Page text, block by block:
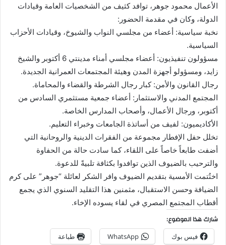
الأعمال محمود جوهر، توافد كثيف من الشخصيات العامة وقيادات
الدولة، وكان في مقدمة الحضور:
نخبة سياسية: أعضاء من مجلسي النواب والشيوخ، وقيادات الأحزاب
السياسية.
مسؤولون تنفيذيون: أعضاء مجلسي أمناء مدينتي 6 أكتوبر والشيخ
زايد، ومسؤولو أجهزة المدن وهيئة المجتمعات العمرانية الجديدة.
رجال القانون والأمن: كبار رجال الشرطة والقضاء والمحاماة.
المجتمع المدني والاستثمار: أعضاء جمعية مستثمري السادس من
أكتوبر، ورجال الأعمال، وأصحاب المدارس الخاصة.
الأكاديميون: لفيف من أساتذة الجامعات وخبراء التعليم.
تخلل حفل الإفطار مجموعة من الفقرات الدينية والروحانية التي
أضفت طابعاً خاصاً على اللقاء، كما سادت حالة من الحفاوة
والترحيب بالضيوف الذين توافدوا بكثافة تلبيةً للدعوة.
اختُتمت الأمسية بتقديم الضيوف وافر الشكر لعائلة “جوهر” على كرم
الضيافة وحسن الاستقبال، مثمنين هذا التقليد السنوي الذي يجمع
أقطاب المجتمع المصري في لقاء يسوده الإخاء.
شارك هذا الموضوع:
فيس بوك WhatsApp طباعة